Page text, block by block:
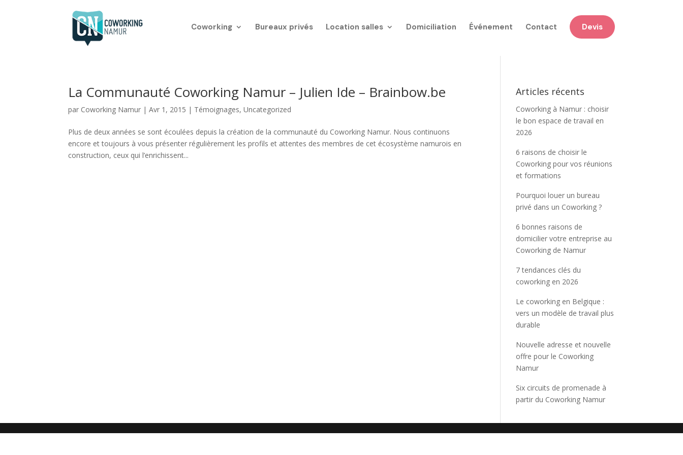
Coworking Bureaux privés Location salles Domiciliation Événement Contact Devis
La Communauté Coworking Namur – Julien Ide – Brainbow.be
par Coworking Namur |Avr 1, 2015 | Témoignages,Uncategorized
Plus de deux années se sont écoulées depuis la création de la communauté du Coworking Namur. Nous continuons
encore et toujours à vous présenter régulièrement les profils et attentes des membres de cet écosystème namurois en
construction, ceux qui l’enrichissent...
Articles récents
Coworking à Namur : choisir
le bon espace de travail en
2026
6 raisons de choisir le
Coworking pour vos réunions
et formations
Pourquoi louer un bureau
privé dans un Coworking ?
6 bonnes raisons de
domicilier votre entreprise au
Coworking de Namur
7 tendances clés du
coworking en 2026
Le coworking en Belgique :
vers un modèle de travail plus
durable
Nouvelle adresse et nouvelle
offre pour le Coworking
Namur
Six circuits de promenade à
partir du Coworking Namur